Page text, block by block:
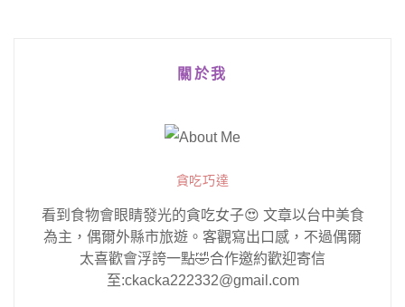
關於我
貪吃巧達
看到食物會眼睛發光的貪吃女子😍 文章以台中美食
為主，偶爾外縣市旅遊。客觀寫出口感，不過偶爾
太喜歡會浮誇一點🤣合作邀約歡迎寄信
至:ckacka222332@gmail.com